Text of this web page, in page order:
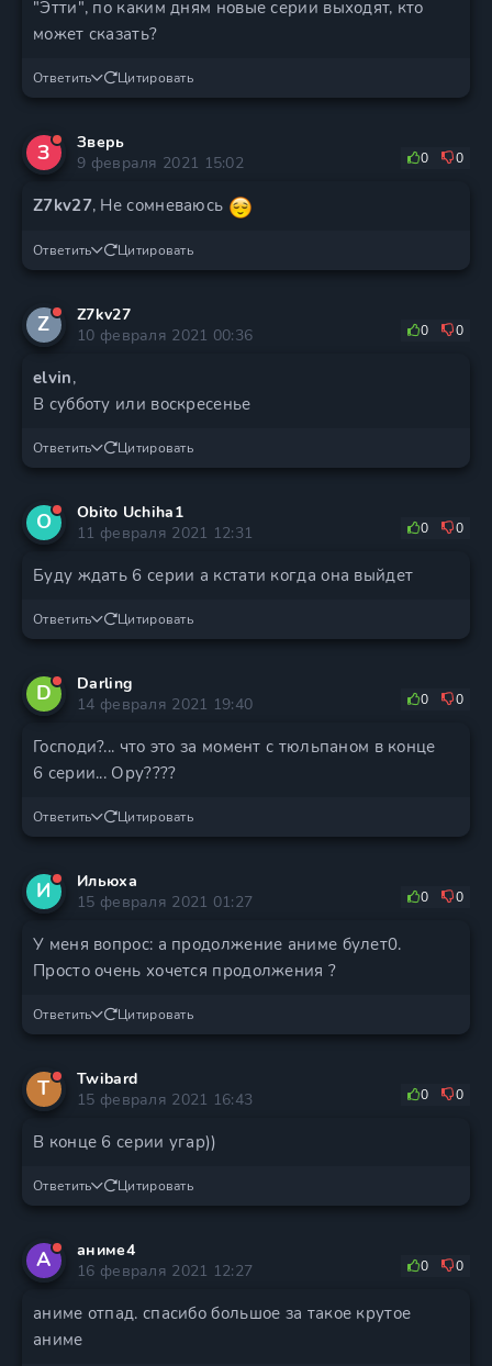
"Этти", по каким дням новые серии выходят, кто
может сказать?
Ответить Цитировать
З
Зверь
9 февраля 2021 15:02
0 0
Z7kv27, Не сомневаюсь
Ответить Цитировать
Z
Z7kv27
10 февраля 2021 00:36
0 0
elvin,
В субботу или воскресенье
Ответить Цитировать
O
Obito Uchiha1
11 февраля 2021 12:31
0 0
Буду ждать 6 серии а кстати когда она выйдет
Ответить Цитировать
D
Darling
14 февраля 2021 19:40
0 0
Господи?... что это за момент с тюльпаном в конце
6 серии... Ору????
Ответить Цитировать
И
Ильюха
15 февраля 2021 01:27
0 0
У меня вопрос: а продолжение аниме булет0.
Просто очень хочется продолжения ?
Ответить Цитировать
T
Twibard
15 февраля 2021 16:43
0 0
В конце 6 серии угар))
Ответить Цитировать
А
аниме4
16 февраля 2021 12:27
0 0
аниме отпад. спасибо большое за такое крутое
аниме